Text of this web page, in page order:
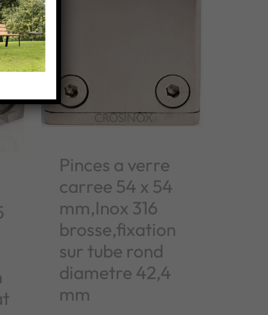
Pinces a verre
carree 54 x 54
mm,Inox 316
brosse,fixation
sur tube rond
diametre 42,4
mm